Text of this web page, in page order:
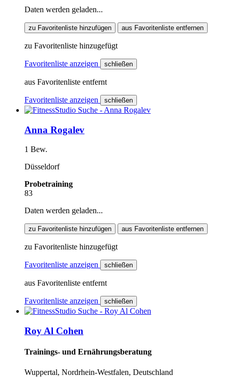
Daten werden geladen...
zu Favoritenliste hinzufügen aus Favoritenliste entfernen
zu Favoritenliste hinzugefügt
Favoritenliste anzeigen schließen
aus Favoritenliste entfernt
Favoritenliste anzeigen schließen
Anna Rogalev
1 Bew.
Düsseldorf
Probetraining
83
Daten werden geladen...
zu Favoritenliste hinzufügen aus Favoritenliste entfernen
zu Favoritenliste hinzugefügt
Favoritenliste anzeigen schließen
aus Favoritenliste entfernt
Favoritenliste anzeigen schließen
Roy Al Cohen
Trainings- und Ernährungsberatung
Wuppertal, Nordrhein-Westfalen, Deutschland